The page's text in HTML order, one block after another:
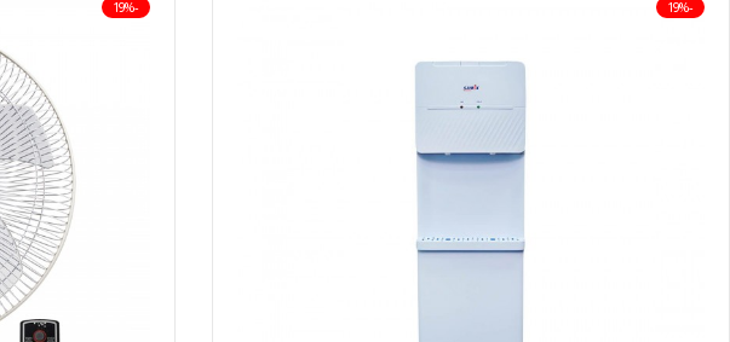
-19%
-19%